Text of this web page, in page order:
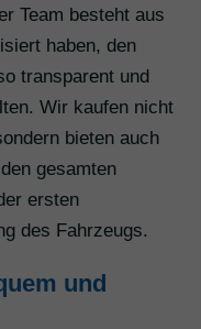
Team besteht aus
haben, den
transparent und
Wir kaufen nicht
bieten auch
gesamten
ersten
des Fahrzeugs.
und